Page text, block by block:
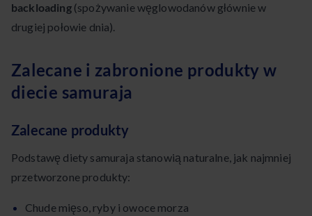
backloading (spożywanie węglowodanów głównie w
drugiej połowie dnia).
Zalecane i zabronione produkty w
diecie samuraja
Zalecane produkty
Podstawę diety samuraja stanowią naturalne, jak najmniej
przetworzone produkty:
Chude mięso, ryby i owoce morza